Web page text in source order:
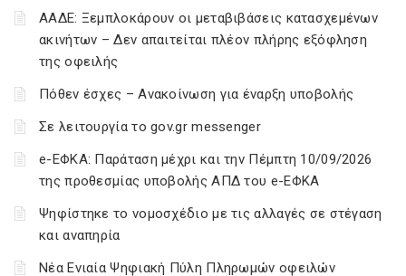
ΑΑΔΕ: Ξεμπλοκάρουν οι μεταβιβάσεις κατασχεμένων
ακινήτων – Δεν απαιτείται πλέον πλήρης εξόφληση
της οφειλής
Πόθεν έσχες – Ανακοίνωση για έναρξη υποβολής
Σε λειτουργία το gov.gr messenger
e-ΕΦΚΑ: Παράταση μέχρι και την Πέμπτη 10/09/2026
της προθεσμίας υποβολής ΑΠΔ του e-ΕΦΚΑ
Ψηφίστηκε το νομοσχέδιο με τις αλλαγές σε στέγαση
και αναπηρία
Νέα Ενιαία Ψηφιακή Πύλη Πληρωμών οφειλών